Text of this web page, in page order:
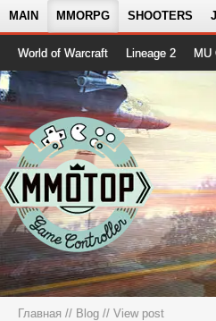
MAIN MMORPG SHOOTERS
World of Warcraft Lineage 2 MU
Главная // Blog // View post